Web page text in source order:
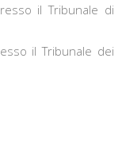
il Tribunale di
il Tribunale dei